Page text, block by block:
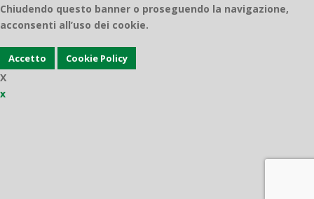
Chiudendo questo banner o proseguendo la navigazione,
acconsenti all’uso dei cookie.
Accetto Cookie Policy
X
x